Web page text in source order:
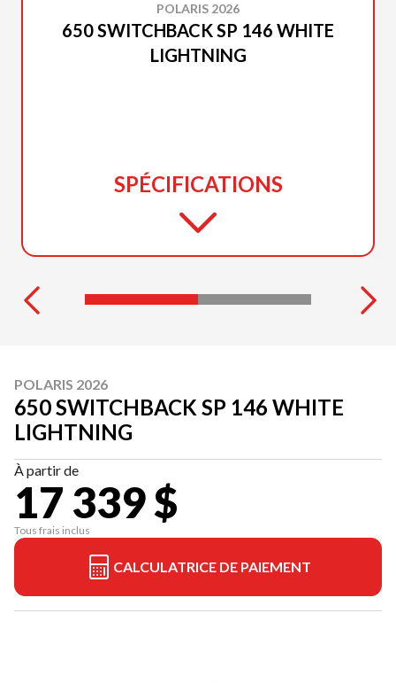
POLARIS 2026
650 SWITCHBACK SP 146 WHITE
LIGHTNING
SPÉCIFICATIONS
POLARIS 2026
650 SWITCHBACK SP 146 WHITE
LIGHTNING
À partir de
17 339 $
Tous frais inclus
CALCULATRICE DE PAIEMENT